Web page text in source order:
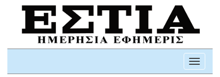
Toggle